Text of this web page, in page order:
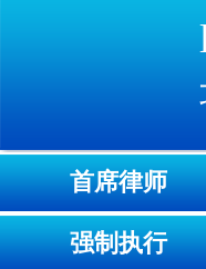
首席律师
强制执行